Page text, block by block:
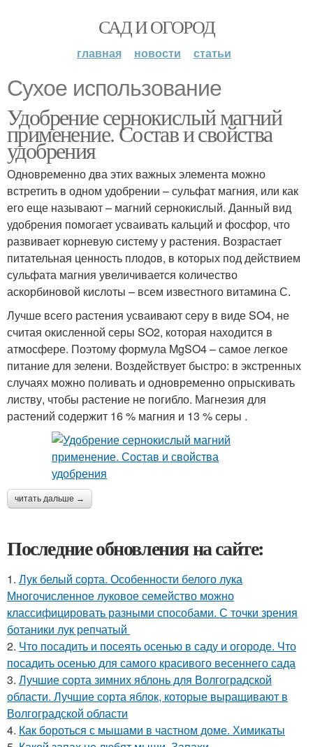
САД И ОГОРОД
главная новости статьи
Сухое использование
Удобрение сернокислый магний
применение. Состав и свойства
удобрения
Одновременно два этих важных элемента можно
встретить в одном удобрении – сульфат магния, или как
его еще называют – магний сернокислый. Данный вид
удобрения помогает усваивать кальций и фосфор, что
развивает корневую систему у растения. Возрастает
питательная ценность плодов, в которых под действием
сульфата магния увеличивается количество
аскорбиновой кислоты – всем известного витамина С.
Лучше всего растения усваивают серу в виде SO4, не
считая окисленной серы SO2, которая находится в
атмосфере. Поэтому формула MgSO4 – самое легкое
питание для зелени. Воздействует быстро: в экстренных
случаях можно поливать и одновременно опрыскивать
листву, чтобы растение не погибло. Магнезия для
растений содержит 16 % магния и 13 % серы .
читать дальше →
Последние обновления на сайте:
1. Лук белый сорта. Особенности белого лука
Многочисленное луковое семейство можно
классифицировать разными способами. С точки зрения
ботаники лук репчатый
2. Что посадить и посеять осенью в саду и огороде. Что
посадить осенью для самого красивого весеннего сада
3. Лучшие сорта зимних яблонь для Волгоградской
области. Лучшие сорта яблок, которые выращивают в
Волгоградской области
4. Как бороться с мышами в частном доме. Химикаты